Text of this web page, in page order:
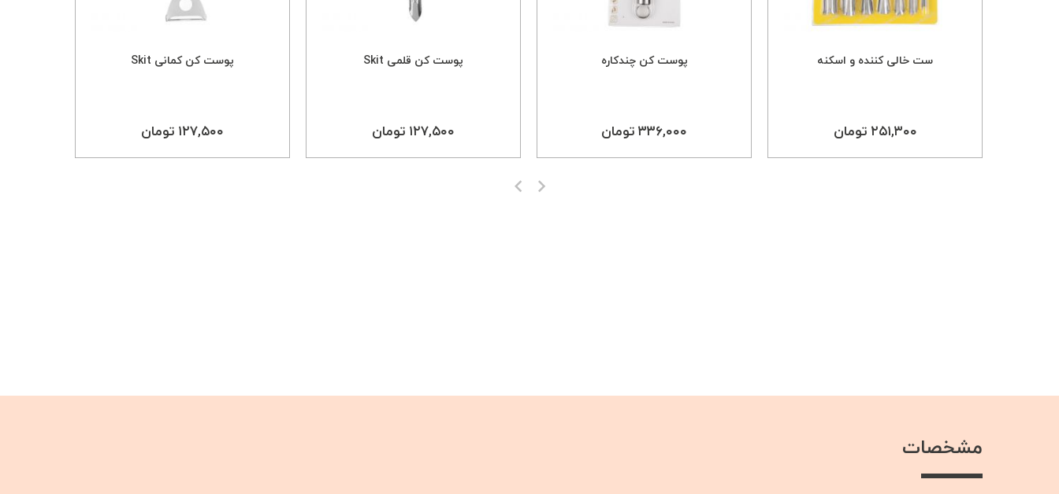
ست خالی کننده و اسکنه
۲۵۱,۳۰۰ تومان
پوست کن چندکاره
۳۳۶,۰۰۰ تومان
پوست کن قلمی Skit
۱۲۷,۵۰۰ تومان
پوست کن کمانی Skit
۱۲۷,۵۰۰ تومان
مشخصات